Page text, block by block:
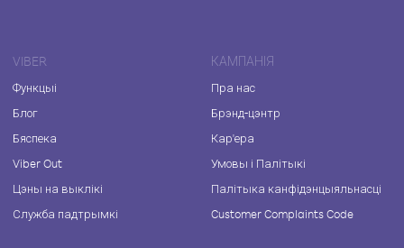
VIBER
Функцыі
Блог
Бяспека
Viber Out
Цэны на выклікі
Служба падтрымкі
КАМПАНІЯ
Пра нас
Брэнд-цэнтр
Кар'ера
Умовы і Палітыкі
Палітыка канфідэнцыяльнасці
Customer Complaints Code